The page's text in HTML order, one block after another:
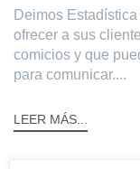
Deimos
ofrecer a sus
comicios y que
para comunicar....
LEER MÁS...